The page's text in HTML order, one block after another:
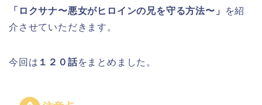
「ロクサナ〜悪女がヒロインの兄を守る方法〜」
を紹
介させていただきます。
今回は １２０ 話をまとめました。